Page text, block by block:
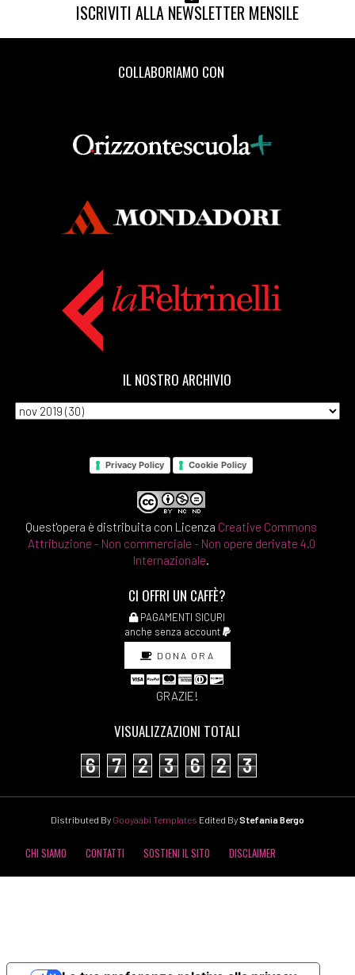
ISCRIVITI ALLA NEWSLETTER MENSILE
COLLABORIAMO CON
IL NOSTRO ARCHIVIO
Privacy Policy Cookie Policy
Quest'opera è distribuita con Licenza Creative Commons
Attribuzione - Non commerciale - Non opere derivate 4.0
Internazionale
CI OFFRI UN CAFFÈ?
PAGAMENTI SICURI
anche senza account
DONA ORA
GRAZIE!
VISUALIZZAZIONI TOTALI
6 7 2 3 6 2 3
Distributed By Gooyaabi Templates Edited ByStefania Bergo
CHI SIAMO CONTATTI SOSTIENI IL SITO DISCLAIMER